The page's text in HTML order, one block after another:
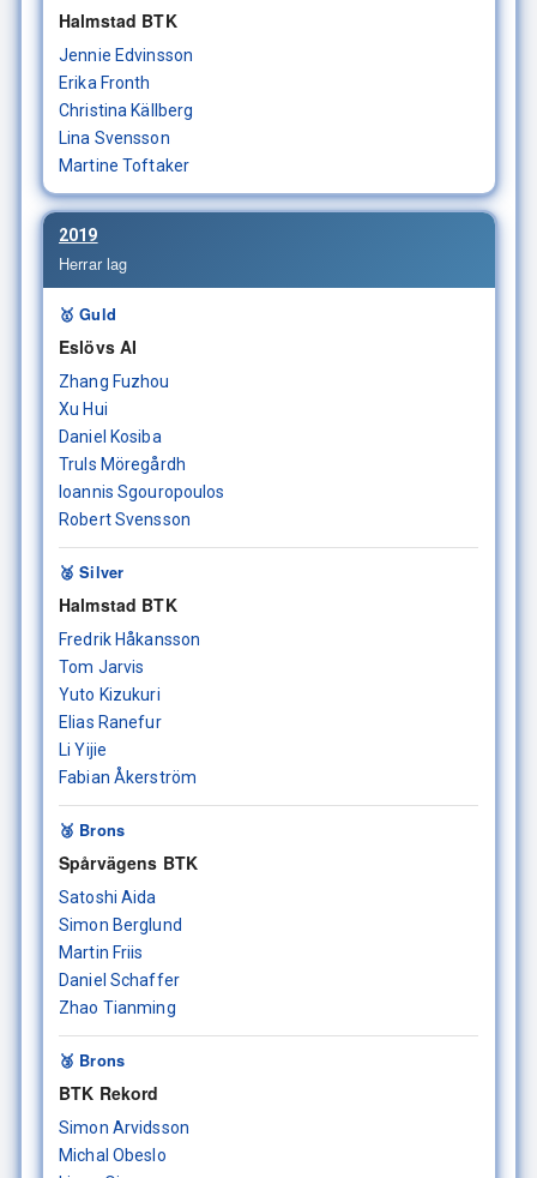
Halmstad BTK
Jennie Edvinsson
Erika Fronth
Christina Källberg
Lina Svensson
Martine Toftaker
2019
Herrar lag
🥇 Guld
Eslövs AI
Zhang Fuzhou
Xu Hui
Daniel Kosiba
Truls Möregårdh
Ioannis Sgouropoulos
Robert Svensson
🥈 Silver
Halmstad BTK
Fredrik Håkansson
Tom Jarvis
Yuto Kizukuri
Elias Ranefur
Li Yijie
Fabian Åkerström
🥉 Brons
Spårvägens BTK
Satoshi Aida
Simon Berglund
Martin Friis
Daniel Schaffer
Zhao Tianming
🥉 Brons
BTK Rekord
Simon Arvidsson
Michal Obeslo